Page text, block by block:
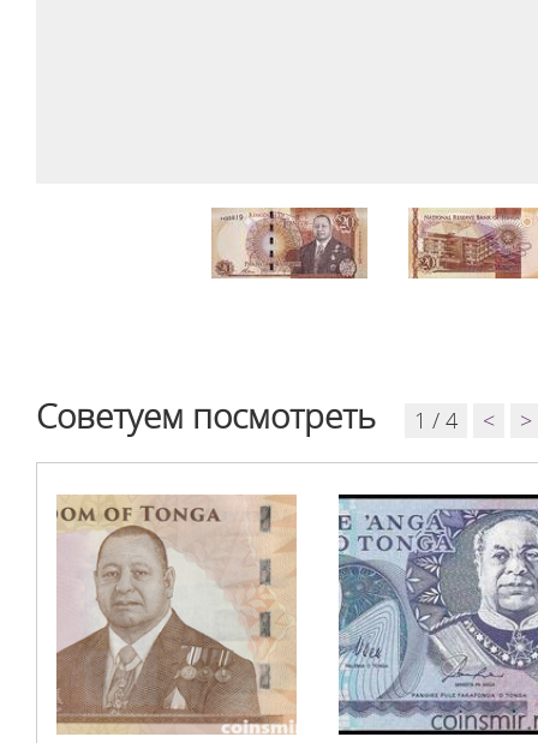
Советуем посмотреть 1 / 4 < >